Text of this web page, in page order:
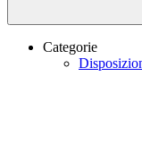
Categorie